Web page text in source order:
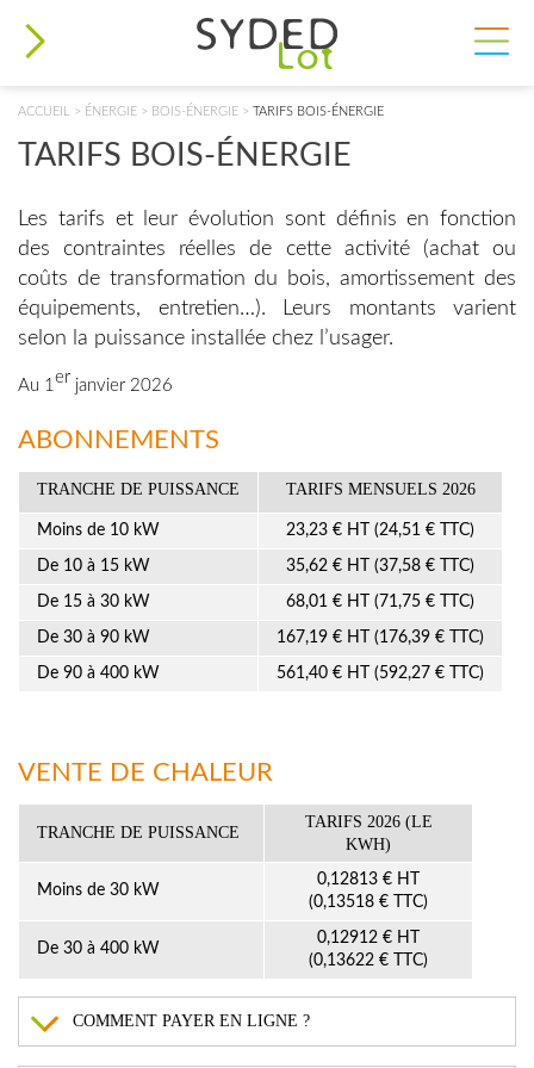
VOUS ÊTES ICI
ACCUEIL > ÉNERGIE > BOIS-ÉNERGIE > TARIFS BOIS-ÉNERGIE
TARIFS BOIS-ÉNERGIE
Les tarifs et leur évolution sont définis en fonction
des contraintes réelles de cette activité (achat ou
coûts de transformation du bois, amortissement des
équipements, entretien…). Leurs montants varient
selon la puissance installée chez l’usager.
Au 1er janvier 2026
ABONNEMENTS
TRANCHE DE PUISSANCE TARIFS MENSUELS 2026
Moins de 10 kW 23,23 € HT (24,51 € TTC)
De 10 à 15 kW 35,62 € HT (37,58 € TTC)
De 15 à 30 kW 68,01 € HT (71,75 € TTC)
De 30 à 90 kW 167,19 € HT (176,39 € TTC)
De 90 à 400 kW 561,40 € HT (592,27 € TTC)
VENTE DE CHALEUR
TRANCHE DE PUISSANCE
TARIFS 2026 (LE
KWH)
Moins de 30 kW
0,12813 € HT
(0,13518 € TTC)
De 30 à 400 kW
0,12912 € HT
(0,13622 € TTC)
COMMENT PAYER EN LIGNE ?